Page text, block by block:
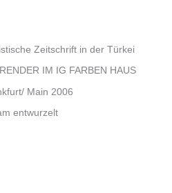
Zeitschrift in der Türkei
IM IG FARBEN HAUS
Main 2006
entwurzelt